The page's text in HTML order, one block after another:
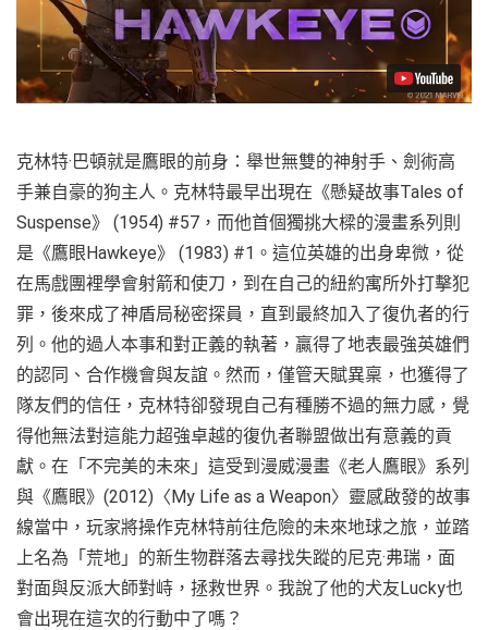
克林特·巴頓就是鷹眼的前身：舉世無雙的神射手、劍術高
手兼自豪的狗主人。克林特最早出現在《懸疑故事Tales of
Suspense》 (1954) #57，而他首個獨挑大樑的漫畫系列則
是《鷹眼Hawkeye》 (1983) #1。這位英雄的出身卑微，從
在馬戲團裡學會射箭和使刀，到在自己的紐約寓所外打擊犯
罪，後來成了神盾局秘密探員，直到最終加入了復仇者的行
列。他的過人本事和對正義的執著，贏得了地表最強英雄們
的認同、合作機會與友誼。然而，僅管天賦異稟，也獲得了
隊友們的信任，克林特卻發現自己有種勝不過的無力感，覺
得他無法對這能力超強卓越的復仇者聯盟做出有意義的貢
獻。在「不完美的未來」這受到漫威漫畫《老人鷹眼》系列
與《鷹眼》(2012)〈My Life as a Weapon〉靈感啟發的故事
線當中，玩家將操作克林特前往危險的未來地球之旅，並踏
上名為「荒地」的新生物群落去尋找失蹤的尼克·弗瑞，面
對面與反派大師對峙，拯救世界。我說了他的犬友Lucky也
會出現在這次的行動中了嗎？